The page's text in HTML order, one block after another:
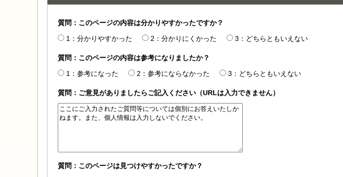
質問：このページの内容は分かりやすかったですか？
1：分かりやすかった
2：分かりにくかった 3：どちらともいえない
質問：このページの内容は参考になりましたか？
1：参考になった
2：参考にならなかった 3：どちらともいえない
質問：ご意見がありましたらご記入ください（URLは入力できません）
質問：このページは見つけやすかったですか？